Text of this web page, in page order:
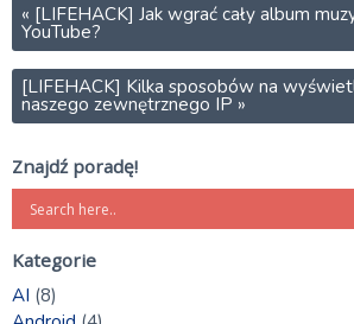
« [LIFEHACK] Jak wgrać cały album
YouTube?
[LIFEHACK] Kilka sposobów na
naszego zewnętrznego IP »
Znajdź poradę!
Kategorie
AI (8)